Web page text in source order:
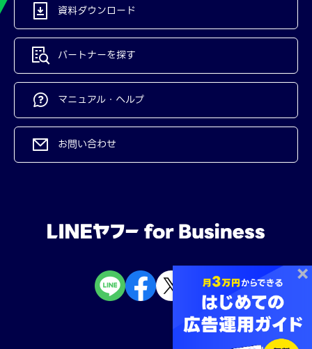
資料ダウンロード
パートナーを探す
マニュアル・ヘルプ
お問い合わせ